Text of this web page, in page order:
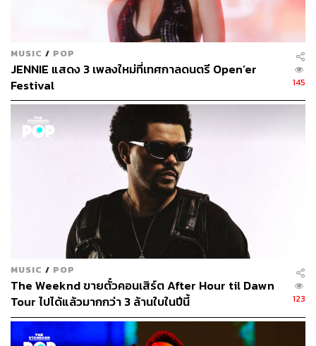
MUSIC / POP
JENNIE แสดง 3 เพลงใหม่ที่เทศกาลดนตรี Open’er
Festival
145
MUSIC / POP
The Weeknd ขายตั๋วคอนเสิร์ต After Hour til Dawn
Tour ไปได้แล้วมากกว่า 3 ล้านใบในปีนี้
123